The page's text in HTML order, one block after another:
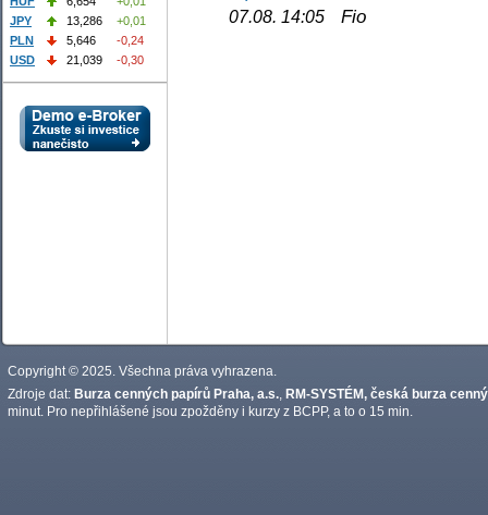
07.08. 14:05 Fio
JPY
13,286
+0,01
PLN
5,646
-0,24
USD
21,039 -0,30
Copyright © 2025. Všechna práva vyhrazena.
Zdroje dat: Burza cenných papírů Praha, a.s. RM-SYSTÉM, česká burza
minut. Pro nepřihlášené jsou zpožděny i kurzy z BCPP, a to o 15 min.